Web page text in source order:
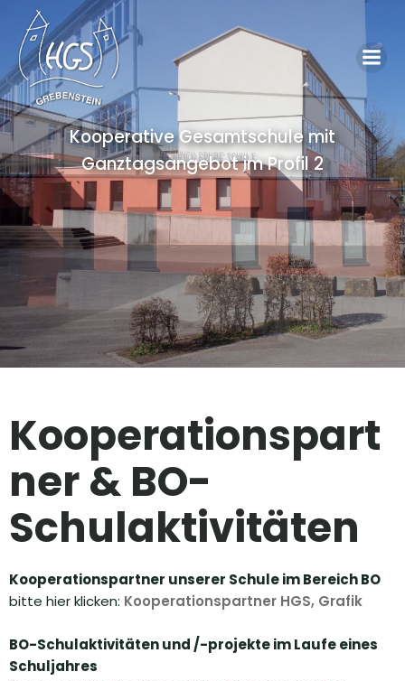
Kooperative Gesamtschule mit
Ganztagsangebot im Profil 2
Kooperationspart
ner & BO-
Schulaktivitäten
Kooperationspartner unserer Schule im Bereich BO
bitte hier klicken: Kooperationspartner HGS, Grafik
BO-Schulaktivitäten und /-projekte im Laufe eines
Schuljahres